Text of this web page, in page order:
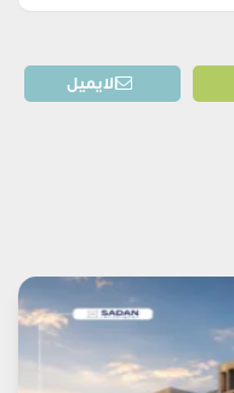
الايميل